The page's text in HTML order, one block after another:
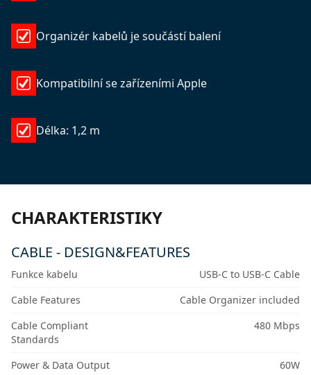
Organizér kabelů je součástí balení
Kompatibilní se zařízeními Apple
Délka: 1,2 m
CHARAKTERISTIKY
CABLE - DESIGN&FEATURES
Funkce kabelu
USB-C to USB-C Cable
Cable Features
Cable Organizer included
Cable Compliant
Standards
480 Mbps
Power & Data Output
60W